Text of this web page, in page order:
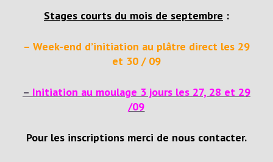
Stages courts du mois de septembre :
– Week-end d’initiation au plâtre direct les 29
et 30 / 09
– Initiation au moulage 3 jours les 27, 28 et 29
/09
Pour les inscriptions merci de nous contacter.